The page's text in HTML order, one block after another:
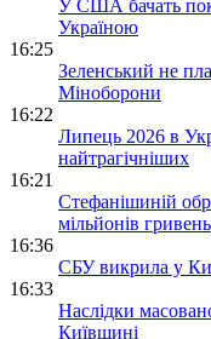
У США бачать
Україною
16:25
Зеленський не
Міноборони
16:22
Липець 2026 в
найтрагічніших
16:21
Стефанішиній
мільйонів гривень
16:36
СБУ викрила у
16:33
Наслідки
Київщині